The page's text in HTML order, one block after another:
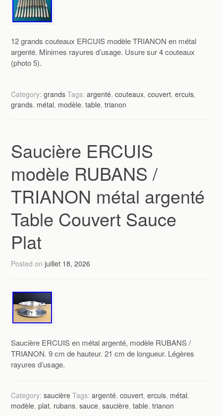
12 grands couteaux ERCUIS modèle TRIANON en métal
argenté. Minimes rayures d’usage. Usure sur 4 couteaux
(photo 5).
Category:grands Tags:argenté,couteaux,couvert,ercuis,
grands, métal, modèle,table,trianon
Saucière ERCUIS
modèle RUBANS /
TRIANON métal argenté
Table Couvert Sauce
Plat
Posted onjuillet 18, 2026
Saucière ERCUIS en métal argenté, modèle RUBANS /
TRIANON. 9 cm de hauteur. 21 cm de longueur. Légères
rayures d’usage.
Category:saucière Tags:argenté,couvert,ercuis, métal,
modèle,plat, rubans,sauce,saucière,table,trianon